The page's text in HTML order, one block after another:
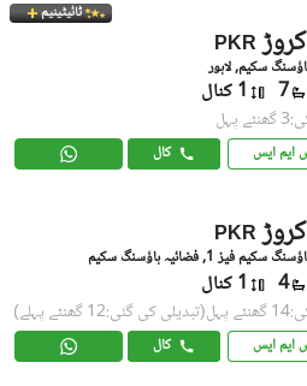
ٹائیٹینیم
PKR
سکیم, لاہور
7 1 کنال
پہل
ایم ایس کال
PKR
فیز 1, فضائیہ ہاؤسنگ سکیم
4 1 کنال
پہل (تبدیلی کی گئی:12 گھنٹے پہلے)
ایم ایس کال